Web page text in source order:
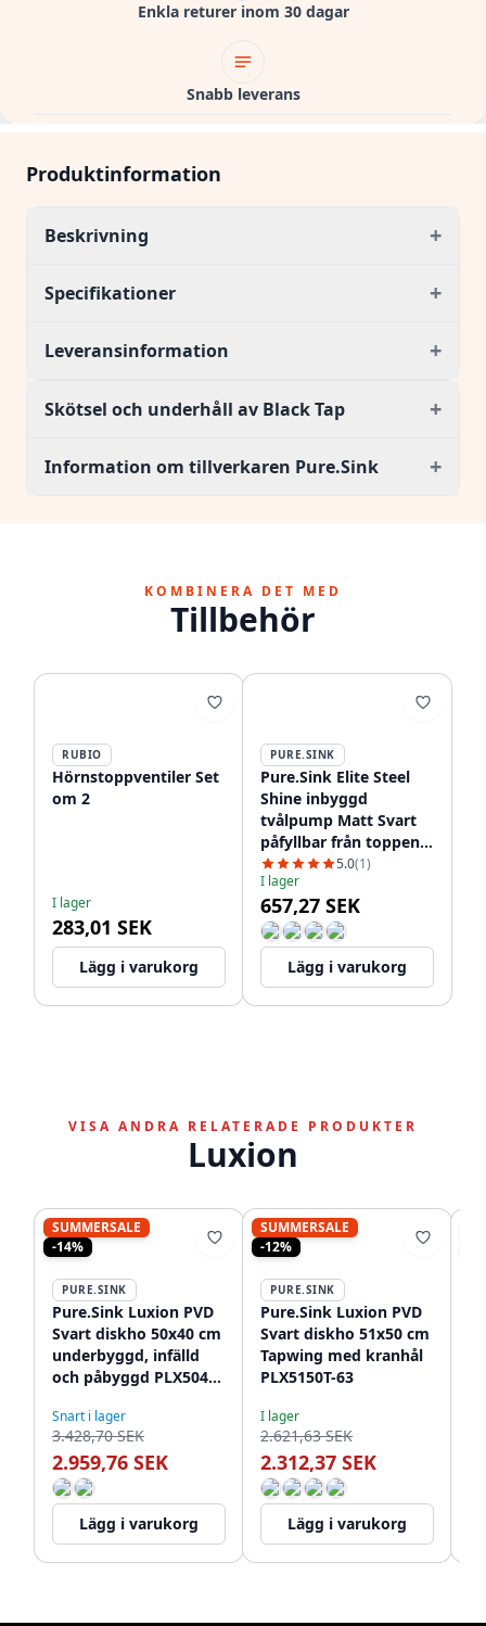
Enkla returer inom 30 dagar
Snabb leverans
Produktinformation
Beskrivning +
Specifikationer +
Leveransinformation +
Skötsel och underhåll av Black Tap +
Information om tillverkaren Pure.Sink +
KOMBINERA DET MED
Tillbehör
RUBIO
Hörnstoppventiler Set
om 2
I lager
283,01 SEK
Lägg i varukorg
PURE.SINK
Pure.Sink Elite Steel
Shine inbyggd
tvålpump Matt Svart
påfyllbar från toppen
PS9010-105.0(1)
I lager
657,27 SEK
Lägg i varukorg
VISA ANDRA RELATERADE PRODUKTER
Luxion
SUMMERSALE
-14%
PURE.SINK
Pure.Sink Luxion PVD
Svart diskho 50x40 cm
underbyggd, infälld
och påbyggd PLX5040-
Snart i lager
3.428,70 SEK
2.959,76 SEK
Lägg i varukorg
SUMMERSALE
-12%
PURE.SINK
Pure.Sink Luxion PVD
Svart diskho 51x50 cm
Tapwing med kranhål
PLX5150T-63
I lager
2.621,63 SEK
2.312,37 SEK
Lägg i varukorg